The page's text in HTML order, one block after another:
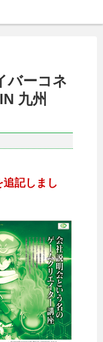
バーコネ
九州
記しまし